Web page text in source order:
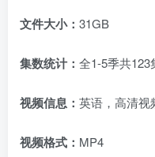
文件大小： 31GB
集数统计： 全1-5季共123
视频信息： 英语，高清视
视频格式： MP4